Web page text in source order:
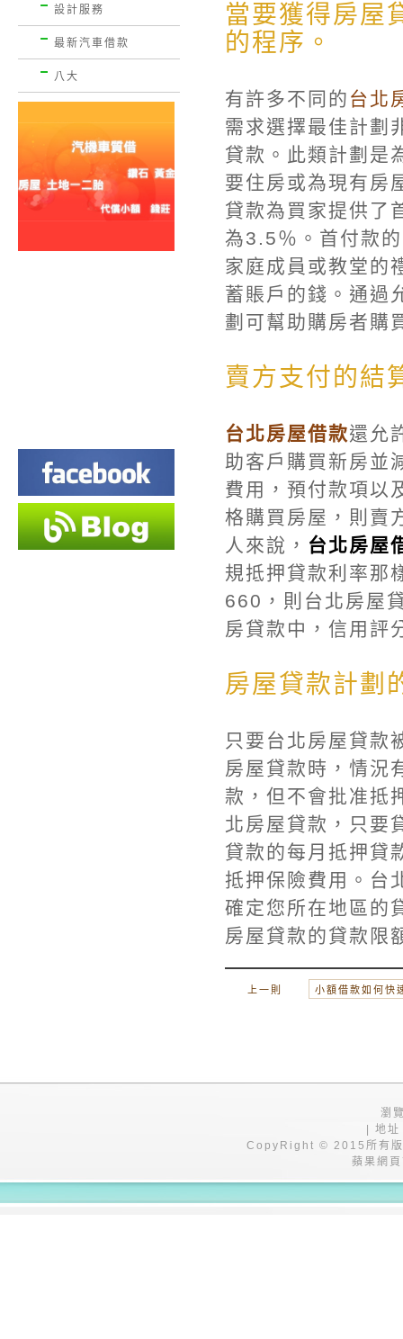
設計服務
最新汽車借款
八大
當要獲得房屋
的程序。
有許多不同的 台北
需求選擇最佳計劃
貸款。此類計劃是
要住房或為現有房
貸款為買家提供了
為3.5％。首付款
家庭成員或教堂的
蓄賬戶的錢。通過
劃可幫助購房者購
賣方支付的結
台北房屋借款還允
助客戶購買新房並
費用，預付款項以
格購買房屋，則賣
人來說， 台北房屋
規抵押貸款利率那
660，則台北房屋
房貸款中，信用評
房屋貸款計劃
只要台北房屋貸款
房屋貸款時，情況
款，但不會批准抵
北房屋貸款，只要
貸款的每月抵押貸
抵押保險費用。台
確定您所在地區的
房屋貸款的貸款限
上一則 小額借款如何快
瀏
| 地
CopyRight © 2015所有版
蘋果網